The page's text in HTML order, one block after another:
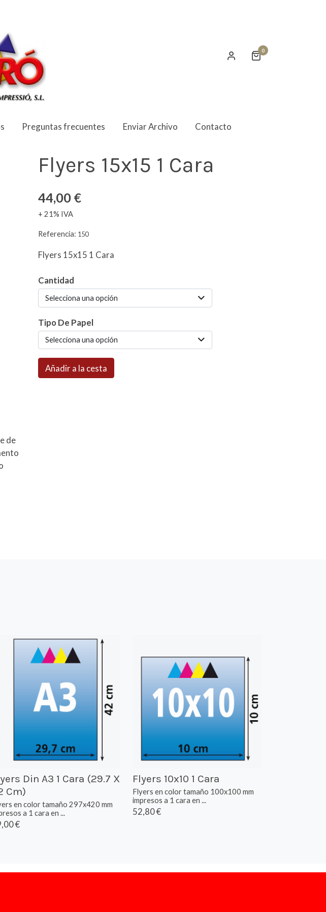
0
Preguntas frecuentes Enviar Archivo Contacto
de
Flyers 15x15 1 Cara
44,00 €
+ 21% IVA
Referencia: 150
Flyers 15x15 1 Cara
Cantidad
Selecciona una opción
Tipo De Papel
Selecciona una opción
Añadir a la cesta
Din A3 1 Cara (29.7 X
Cm)
en color tamaño 297x420 mm
a 1 cara en ...
€
Flyers 10x10 1 Cara
Flyers en color tamaño 100x100 mm
impresos a 1 cara en ...
52,80 €